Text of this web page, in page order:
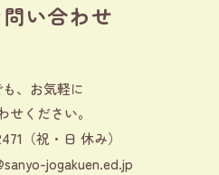
い合わせ
、お気軽に
せください。
（祝・日 休み）
jogakuen.ed.jp